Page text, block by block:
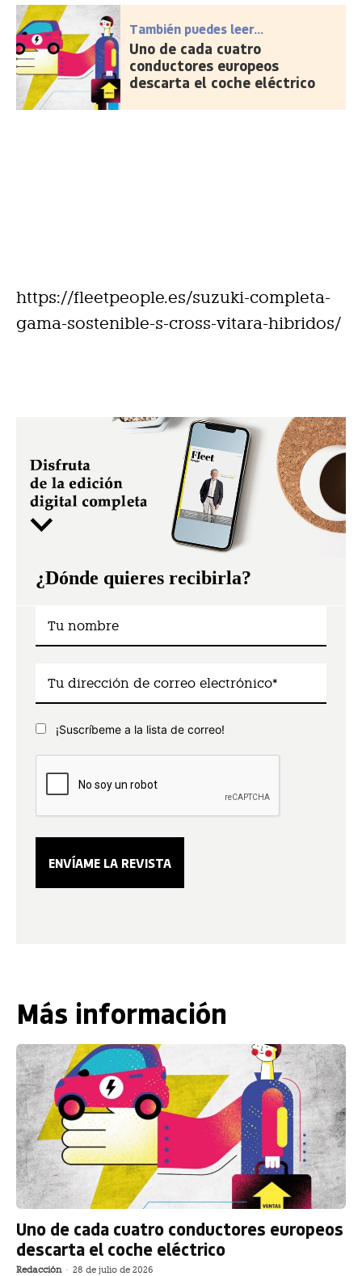
También puedes leer...
Uno de cada cuatro
conductores europeos
descarta el coche eléctrico
https://fleetpeople.es/suzuki-completa-
gama-sostenible-s-cross-vitara-hibridos/
¿Dónde quieres recibirla?
¡Suscríbeme a la lista de correo!
Más información
Uno de cada cuatro conductores europeos
descarta el coche eléctrico
Redacción - 28 de julio de 2026